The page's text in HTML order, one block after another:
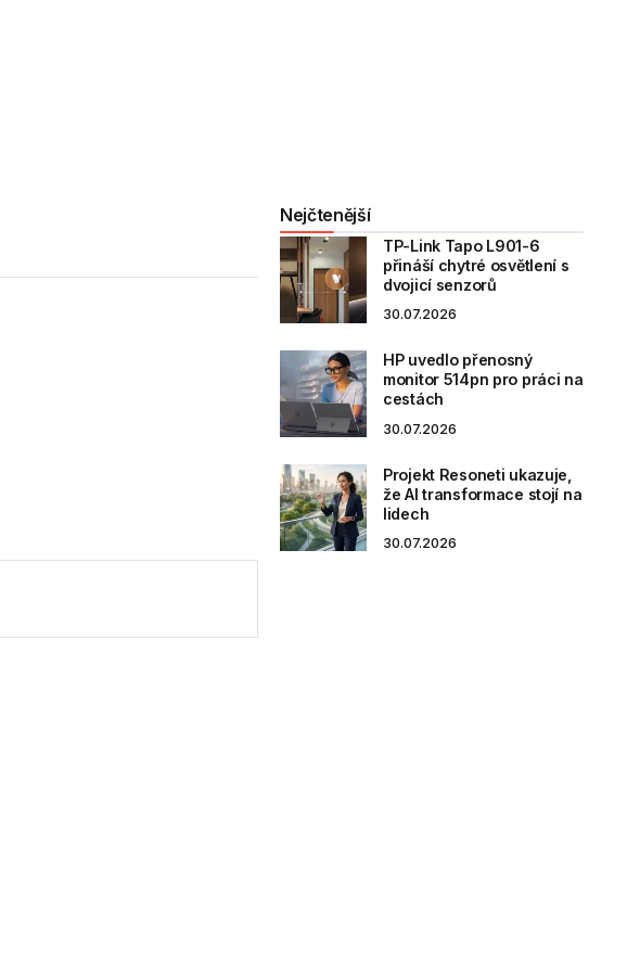
Nejčtenější
TP-Link Tapo L901-6
přináší chytré osvětlení s
dvojicí senzorů
30.07.2026
HP uvedlo přenosný
monitor 514pn pro práci na
cestách
30.07.2026
Projekt Resoneti ukazuje,
že AI transformace stojí na
lidech
30.07.2026